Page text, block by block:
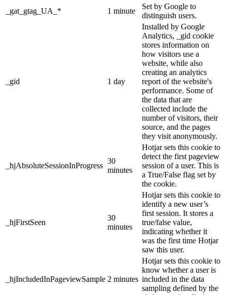
_gat_gtag_UA_*
1 minute
Set by Google to
distinguish users.
_gid 1 day
Installed by Google
Analytics, _gid cookie
stores information on
how visitors use a
website, while also
creating an analytics
report of the website's
performance. Some of
the data that are
collected include the
number of visitors, their
source, and the pages
they visit anonymously.
_hjAbsoluteSessionInProgress
30
minutes
Hotjar sets this cookie to
detect the first pageview
session of a user. This is
a True/False flag set by
the cookie.
_hjFirstSeen
30
minutes
Hotjar sets this cookie to
identify a new user’s
first session. It stores a
true/false value,
indicating whether it
was the first time Hotjar
saw this user.
_hjIncludedInPageviewSample 2 minutes
Hotjar sets this cookie to
know whether a user is
included in the data
sampling defined by the